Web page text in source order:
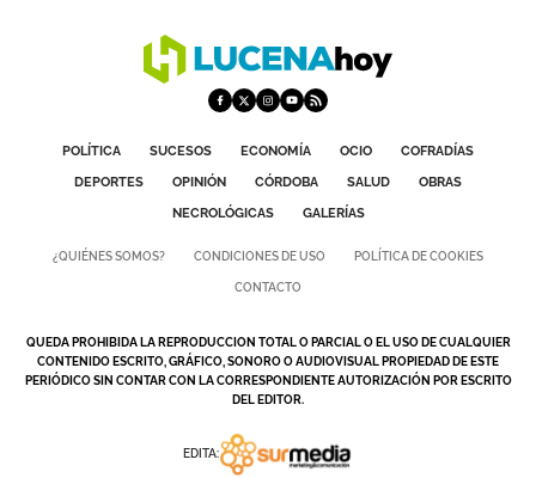
POLÍTICA SUCESOS ECONOMÍA OCIO
COFRADÍAS
DEPORTES
OPINIÓN CÓRDOBA SALUD
OBRAS
NECROLÓGICAS
GALERÍAS
¿QUIÉNES SOMOS? CONDICIONES DE USO POLÍTICA DE COOKIES
CONTACTO
QUEDA PROHIBIDA LA REPRODUCCION TOTAL O PARCIAL O EL USO DE CUALQUIER
CONTENIDO ESCRITO, GRÁFICO, SONORO O AUDIOVISUAL PROPIEDAD DE ESTE
PERIÓDICO SIN CONTAR CON LA CORRESPONDIENTE AUTORIZACIÓN POR ESCRITO
DEL EDITOR.
EDITA: